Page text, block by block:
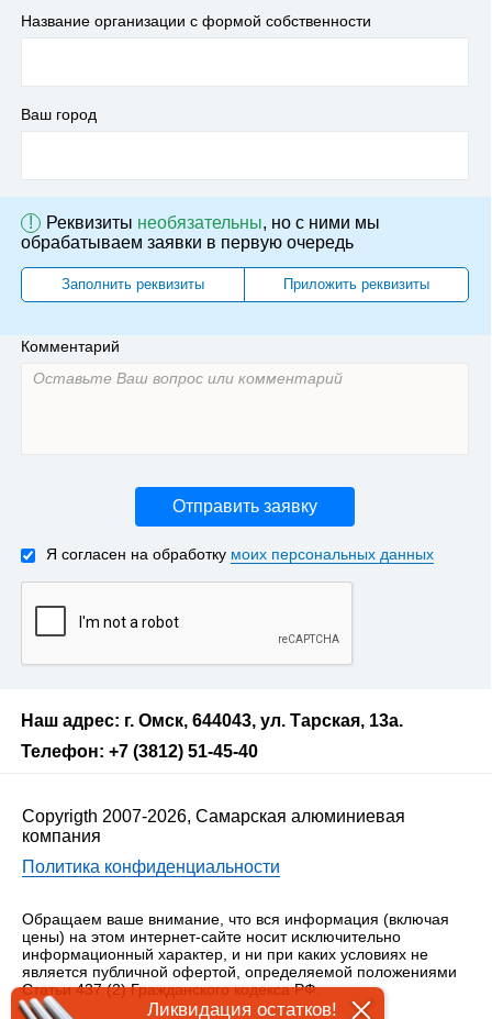
Название организации с формой собственности
Ваш город
! Реквизиты необязательны, но с ними мы
обрабатываем заявки в первую очередь
Заполнить реквизиты Приложить реквизиты
Комментарий
Отправить заявку
Я согласен на обработку моих персональных данных
Наш адрес: г. Омск, 644043, ул. Тарская, 13а.
Телефон: +7 (3812) 51-45-40
Copyrigth 2007-2026, Самарская алюминиевая
компания
Политика конфиденциальности
Обращаем ваше внимание, что вся информация (включая
цены) на этом интернет-сайте носит исключительно
информационный характер, и ни при каких условиях не
является публичной офертой, определяемой положениями
Статьи 437 (2) Гражданского кодекса РФ.
Ликвидация остатков!